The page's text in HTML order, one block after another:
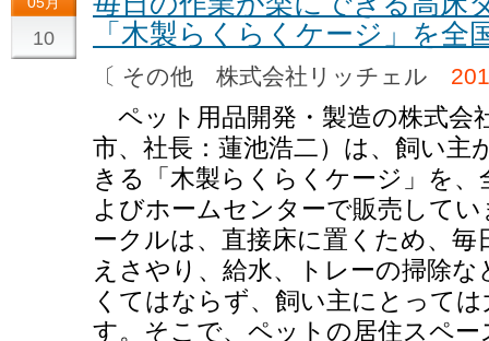
10
「木製らくらくケージ」を全
〔 その他 株式会社リッチェル
ペット用品開発・製造の株式会
市、社長：蓮池浩二）は、飼い主
きる「木製らくらくケージ」を
よびホームセンターで販売して
ークルは、直接床に置くため、
えさやり、給水、トレーの掃除
くてはならず、飼い主にとって
す。そこで、ペットの居住スペ